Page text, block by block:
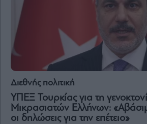
Terms
and
Privacy
Notice.
You
can
opt
at
This
is
by
reCAPTCHA
and
Google
Διεθνής πολιτική
ΥΠΕΞ Τουρκίας για τη
Μικρασιατών Ελλήνων:
οι δηλώσεις για την επέτειο»